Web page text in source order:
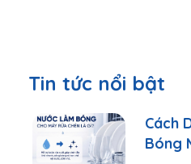
Tin tức nổi bật
Cách
Bóng